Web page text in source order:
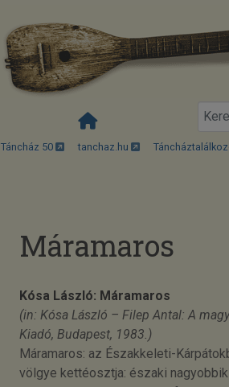
Táncház 50 tanchaz.hu
Máramaros
Kósa László: Máramaros
(in: Kósa László – Filep Antal: A
Kiadó, Budapest, 1983.)
Máramaros: az Északkeleti-
völgye kettéosztja: északi